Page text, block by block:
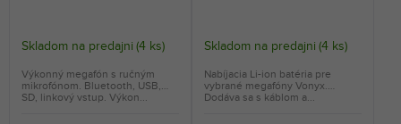
Skladom na predajni (4 ks)
Výkonný megafón s ručným
mikrofónom. Bluetooth, USB,
SD, linkový vstup. Výkon...
Skladom na predajni (4 ks)
Nabíjacia Li-ion batéria pre
vybrané megafóny Vonyx.
Dodáva sa s káblom a...